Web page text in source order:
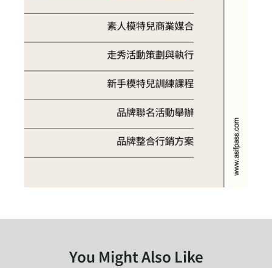
You Might Also Like